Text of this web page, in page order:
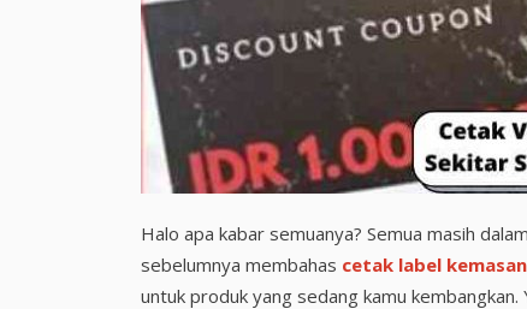
Halo apa kabar semuanya? Semua masih
sebelumnya membahas cetak label
untuk produk yang sedang kamu